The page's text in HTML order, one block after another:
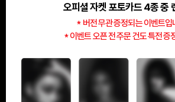
오피셜 자켓 포토카드 4종 중
* 버전 무관 증정되는 이벤트입
* 이벤트 오픈 전 주문 건도 특전 증